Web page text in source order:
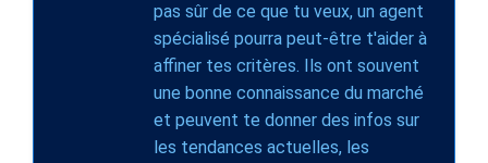
pas sûr de ce que tu veux, un agent
spécialisé pourra peut-être t'aider à
affiner tes critères. Ils ont souvent
une bonne connaissance du marché
et peuvent te donner des infos sur
les tendances actuelles, les